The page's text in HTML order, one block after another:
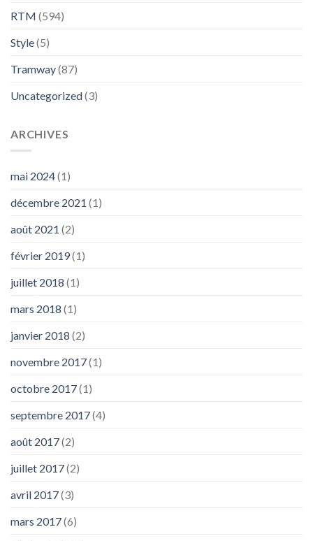
RTM (594)
Style(5)
Tramway(87)
Uncategorized(3)
ARCHIVES
mai 2024(1)
décembre 2021 (1)
août 2021 (2)
février 2019(1)
juillet 2018 (1)
mars 2018 (1)
janvier 2018 (2)
novembre 2017(1)
octobre 2017(1)
septembre 2017(4)
août 2017(2)
juillet 2017(2)
avril 2017(3)
mars 2017(6)